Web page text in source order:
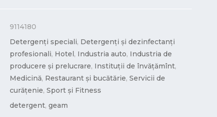
9114180
Detergenți speciali, Detergenți și dezinfectanți
profesionali, Hotel, Industria auto, Industria de
producere și prelucrare, Instituții de învățămînt,
Medicină, Restaurant și bucătărie,Servicii de
curățenie,Sport și Fitness
detergent,geam